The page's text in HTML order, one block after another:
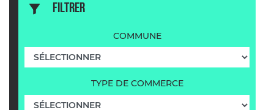
FILTRER
COMMUNE
TYPE DE COMMERCE